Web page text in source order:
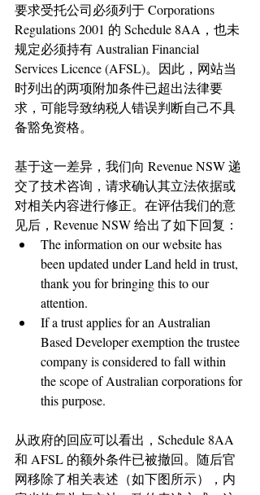
要求受托公司必须列于 Corporations
Regulations 2001 的 Schedule 8AA，也未
规定必须持有 Australian Financial
Services Licence (AFSL)。因此，网站当
时列出的两项附加条件已超出法律要
求，可能导致纳税人错误判断自己不具
备豁免资格。
基于这一差异，我们向 Revenue NSW 递
交了技术咨询，请求确认其立法依据或
对相关内容进行修正。在评估我们的意
见后，Revenue NSW 给出了如下回复：
The information on our website has
been updated under Land held in trust,
thank you for bringing this to our
attention.
If a trust applies for an Australian
Based Developer exemption the trustee
company is considered to fall within
the scope of Australian corporations for
this purpose.
从政府的回应可以看出，Schedule 8AA
和 AFSL 的额外条件已被撤回。随后官
网移除了相关表述（如下图所示），内